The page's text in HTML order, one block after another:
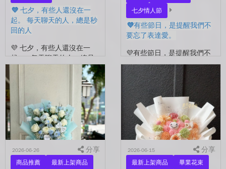
💜 七夕，有些人還沒在一
起。 每天聊天的人，總是秒
回的人
💜 七夕，有些人還沒在一
起。 每天聊天的人，總是
秒回的人， 會記得你愛喝什
麼、喜歡什麼的人。 你們
沒有說過喜歡，卻早已習慣
彼此存在。 七夕快到...
七夕情人節
💜有些節日，是提醒我們不
要忘了表達愛。
💜有些節日，是提醒我們不
要忘了表達愛。 平常的日
子，總是忙著工作、忙著生
活。 那些想說的謝謝、想
說的辛苦了、想說的我愛
你。 常常就這樣，留到了
下...
2026-06-26 分享
商品推薦
最新上架商品
2026-06-15 分享
最新上架商品
畢業花束